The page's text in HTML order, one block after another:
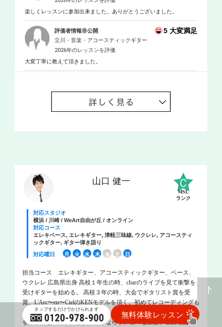
楽しくレッスンに参加出来ました。ありがとうございました。
評価者情報非公開 5 大変満足
立川・音楽・アコースティックギター
2026年のレッスンを評価
大変丁寧に教えて頂きました。
山口 健一
MSL
ランク
対応スタジオ
横浜 / 川崎 / WeArt自由が丘 / オンライン
対応コース
エレキベース, エレキギター, 津軽三味線, ウクレレ, アコースティ
ックギター, ギター弾き語り
対応曜日
月 火 水 木 金 土 日
担当コース エレキギター、アコースティックギター、ベース、
ウクレレ 広島県出身 高校１年生の時、charのライブを見て衝撃を
受けギターを始める。 高校３年の時、大会でギタリスト賞を受
賞、L'Arc〜en〜CielのKENモデルを頂く。初めてレコーディングも
経験。 高校卒業後、上京を決意。 YAMAHA音楽院入学。ギター
を末原康志に師事。ギターのみならず、様々な楽器、音楽理論を